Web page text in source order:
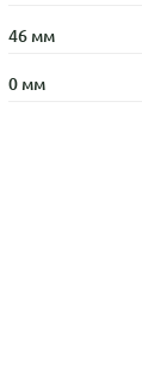
46 мм
0 мм